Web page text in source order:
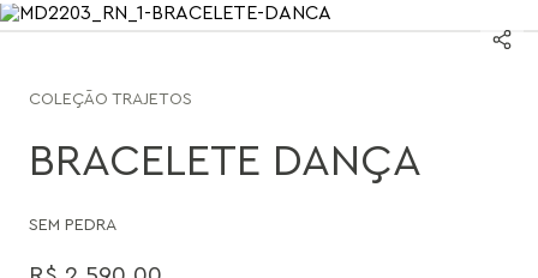
COLEÇÃO TRAJETOS
BRACELETE DANÇA
SEM PEDRA